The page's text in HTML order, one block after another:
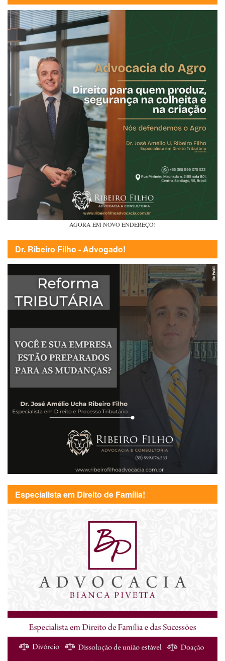
AGORA EM NOVO ENDEREÇO!
Dr. Ribeiro Filho - Advogado!
Especialista em Direito de Família!